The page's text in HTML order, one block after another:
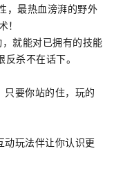
，最热血滂湃的野外
就能对已拥有的技能
杀不在话下。
要你站的住，玩的
玩法伴让你认识更